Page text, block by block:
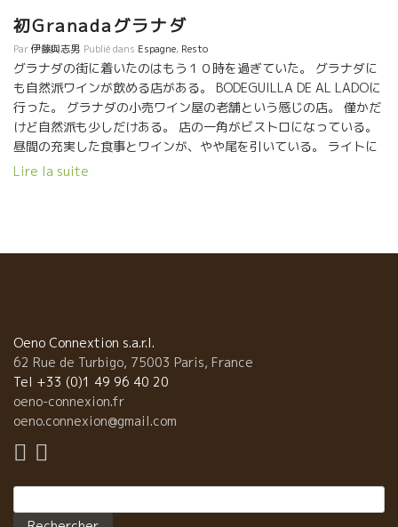
初Granadaグラナダ
Par伊藤與志男 Publié dans Espagne, Resto
グラナダの街に着いたのはもう１０時を過ぎていた。 グラナダに
も自然派ワインが飲める店がある。 BODEGUILLA DE AL LADOに
行った。 グラナダの小売ワイン屋の老舗という感じの店。 僅かだ
けど自然派も少しだけある。 店の一角がビストロになっている。
昼間の充実した食事とワインが、やや尾を引いている。 ライトに
済ませた。 カウンターが主体の店。簡単なツマミでワインをあお
Lire la suite
Oeno Connextion s.a.r.l.
62 Rue de Turbigo, 75003 Paris, France
Tel +33 (0)1 49 96 40 20
oeno-connexion.fr
oeno.connexion@gmail.com